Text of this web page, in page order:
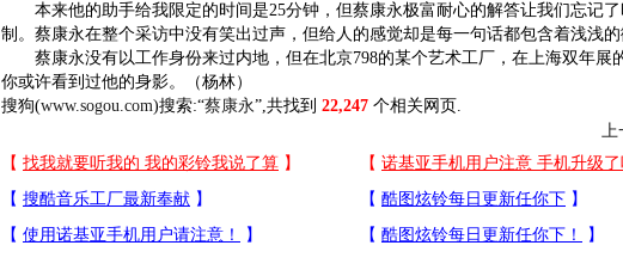
本来他的助手给我限定的时间是25分钟，但蔡康永极富耐心的解答让我们忘记了
制。蔡康永在整个采访中没有笑出过声，但给人的感觉却是每一句话都包含着浅浅的
蔡康永没有以工作身份来过内地，但在北京798的某个艺术工厂，在上海双年展
你或许看到过他的身影。（杨林）
搜狗(www.sogou.com)搜索:“蔡康永”,共找到 22,247 个相关网页.
上